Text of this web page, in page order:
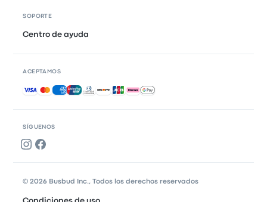
SÍGUENOS
SOPORTE
Centro de ayuda
ACEPTAMOS
Pagos aceptados
© 2026 Busbud Inc., Todos los derechos reservados